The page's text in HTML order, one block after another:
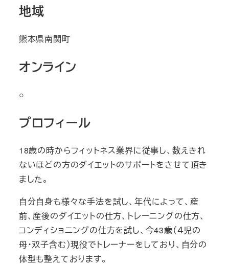
地域
熊本県南関町
オンライン
○
プロフィール
18歳の時からフィットネス業界に従事し、数えきれ
ないほどの方のダイエットのサポートをさせて頂き
ました。
自分自身も様々な手法を試し、年代によって、産
前、産後のダイエットの仕方、トレーニングの仕方、
コンディショニングの仕方を試し、今43歳（４児の
母・双子含む）現役でトレーナーをしており、自分の
体型も整えております。